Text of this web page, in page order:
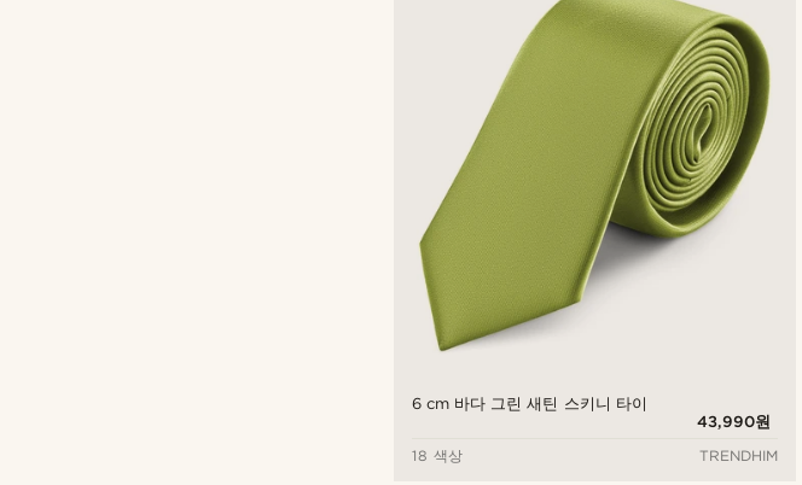
6 cm 바다 그린 새틴 스키니 타이
43,990원
18 색상
TRENDHIM